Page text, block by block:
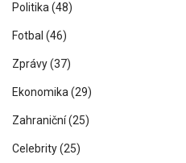
Politika(48)
Fotbal (46)
Zprávy(37)
Ekonomika(29)
Zahraniční(25)
Celebrity(25)